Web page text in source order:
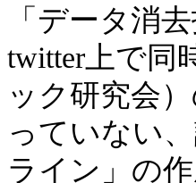
「データ消
twitter上で同
ック研究会
っていない
ライン」の